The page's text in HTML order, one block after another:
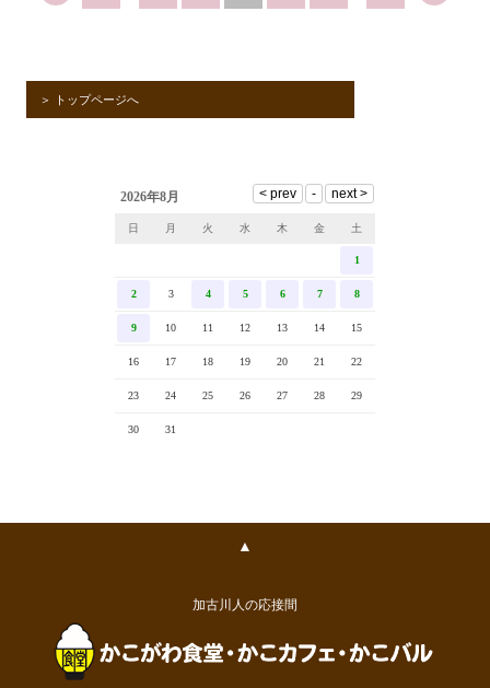
＞ トップページへ
2026年8月
日 月 火 水 木 金 土
1
2 3 4 5 6 7 8
9 10 11 12 13 14 15
16 17 18 19 20 21 22
23 24 25 26 27 28 29
30 31
▲
加古川人の応接間